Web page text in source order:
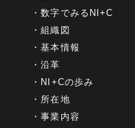
数字でみるNI+C
組織図
基本情報
沿革
NI+Cの歩み
所在地
事業内容